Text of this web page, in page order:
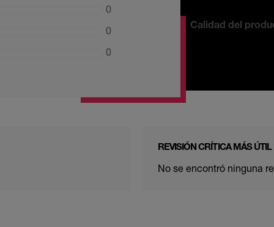
0
0
0
Calidad del
REVISIÓN CRÍTICA MÁS ÚTIL
No se encontró ninguna